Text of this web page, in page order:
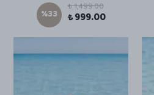
%33
₺ 1,499.00
₺ 999.00